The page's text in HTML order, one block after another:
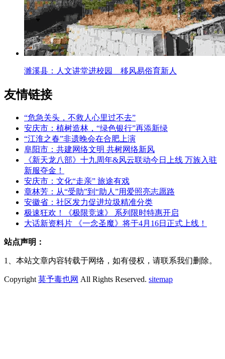
濉溪县：人文讲堂进校园 移风易俗育新人
友情链接
“危急关头，不救人心里过不去”
安庆市：植树造林，“绿色银行”再添新绿
“江淮之春”非遗晚会在合肥上演
阜阳市：共建网络文明 共树网络新风
《新天龙八部》十九周年&风云联动今日上线 万族入驻
新服夺金！
安庆市：文化“走亲” 旅途有戏
章林芳：从“受助”到“助人”用爱照亮志愿路
安徽省：社区发力促进垃圾精准分类
极速狂欢！《极限竞速》 系列限时特惠开启
大话新资料片 《一念圣魔》将于4月16日正式上线！
站点声明：
1、本站文章内容转载于网络，如有侵权，请联系我们删除。
Copyright 莫予毒也网 All Rights Reserved. sitemap